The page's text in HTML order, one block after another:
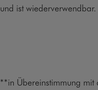
und ist wiederverwendbar.
**in Übereinstimmung